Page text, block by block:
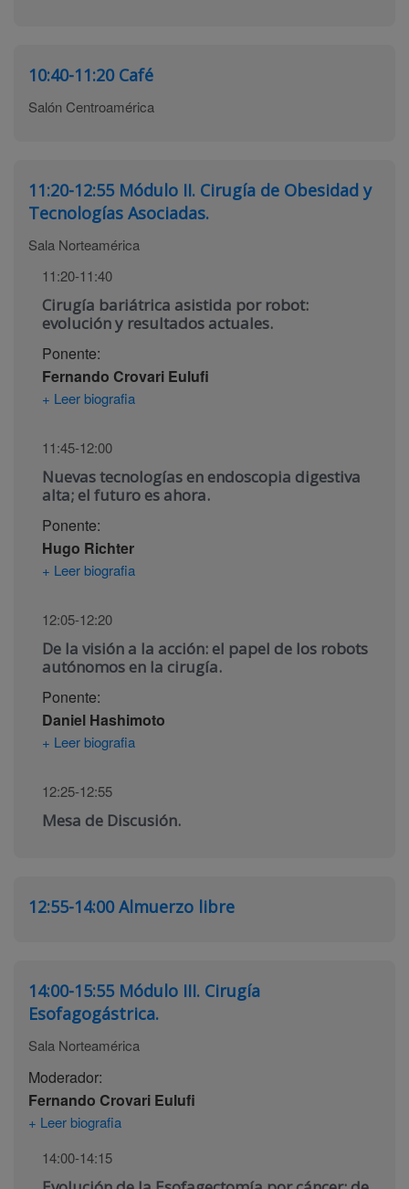
10:40-11:20 Café
Salón Centroamérica
11:20-12:55 Módulo II. Cirugía de Obesidad y
Tecnologías Asociadas.
Sala Norteamérica
11:20-11:40
Cirugía bariátrica asistida por robot:
evolución y resultados actuales.
Ponente:
Fernando Crovari Eulufi
+ Leer biografia
11:45-12:00
Nuevas tecnologías en endoscopia digestiva
alta; el futuro es ahora.
Ponente:
Hugo Richter
+ Leer biografia
12:05-12:20
De la visión a la acción: el papel de los robots
autónomos en la cirugía.
Ponente:
Daniel Hashimoto
+ Leer biografia
12:25-12:55
Mesa de Discusión.
12:55-14:00Almuerzo libre
14:00-15:55 Módulo III. Cirugía
Esofagogástrica.
Sala Norteamérica
Moderador:
Fernando Crovari Eulufi
+ Leer biografia
14:00-14:15